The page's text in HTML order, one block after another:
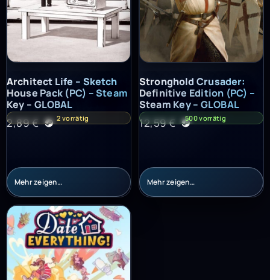
Architect Life – Sketch House Pack (PC) – Steam Key – GLOBAL
Architect Life – Sketch
House Pack (PC) – Steam
Key – GLOBAL
2,89€ 2 vorrätig
Mehr zeigen…
Stronghold Crusader: Definitive
Stronghold Crusader:
Definitive Edition (PC) –
Steam Key – GLOBAL
12,59€ 500 vorrätig
Mehr zeigen…